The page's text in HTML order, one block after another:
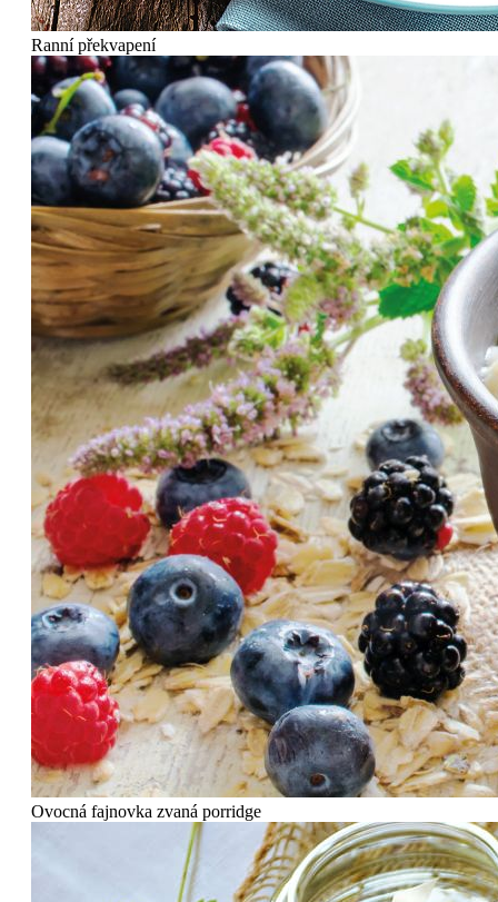
Ranní překvapení
Ovocná fajnovka zvaná porridge